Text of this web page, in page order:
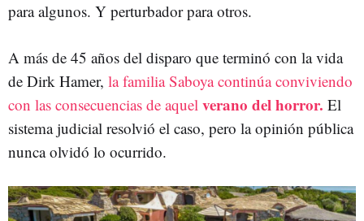
para algunos. Y perturbador para otros.
A más de 45 años del disparo que terminó con la vida
de Dirk Hamer, la familia Saboya continúa conviviendo
con las consecuencias de aquel verano del horror. El
sistema judicial resolvió el caso, pero la opinión pública
nunca olvidó lo ocurrido.